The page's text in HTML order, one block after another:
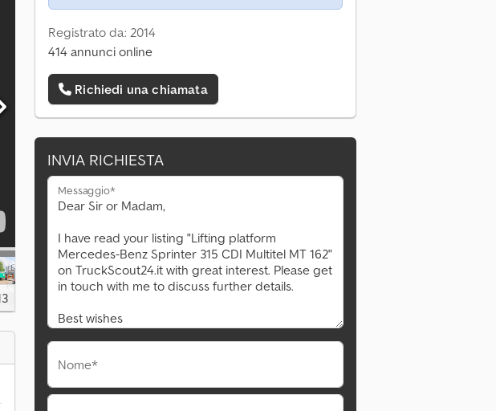
Registrato da: 2014
414 annunci online
Richiedi una chiamata
INVIA RICHIESTA
Messaggio*
Nome*